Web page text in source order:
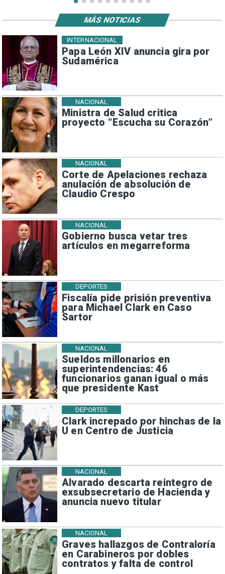
Papa León XIV anuncia gira por
Sudamérica
INTERNACIONAL
Ministra de Salud critica
proyecto “Escucha su Corazón”
NACIONAL
Corte de Apelaciones rechaza
anulación de absolución de
Claudio Crespo
NACIONAL
Gobierno busca vetar tres
artículos en megarreforma
NACIONAL
Fiscalía pide prisión preventiva
para Michael Clark en Caso
Sartor
DEPORTES
Sueldos millonarios en
superintendencias: 46
funcionarios ganan igual o más
que presidente Kast
NACIONAL
Clark increpado por hinchas de la
U en Centro de Justicia
DEPORTES
Alvarado descarta reintegro de
exsubsecretario de Hacienda y
anuncia nuevo titular
NACIONAL
Graves hallazgos de Contraloría
en Carabineros por dobles
contratos y falta de control
NACIONAL
MÁS NOTICIAS